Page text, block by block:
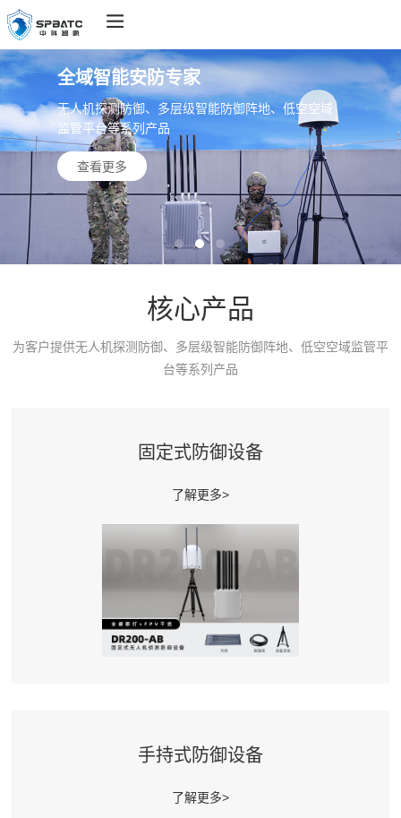
全域智能安防专家
无人机探测防御、多层级智能防御阵地、低空空域
监管平台等系列产品
查看更多
核心产品
为客户提供无人机探测防御、多层级智能防御阵地、低空空域监管平
台等系列产品
固定式防御设备
了解更多>
手持式防御设备
了解更多>